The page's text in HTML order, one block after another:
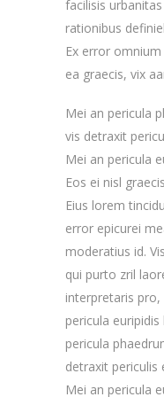
facilisis
rationibus
Ex error
ea graecis, vix
Mei an pericula
vis detraxit
Mei an pericula
Eos ei nisl
Eius lorem
error epicurei
moderatius id.
qui purto zril
interpretaris pro,
pericula
pericula
detraxit periculis
Mei an pericula